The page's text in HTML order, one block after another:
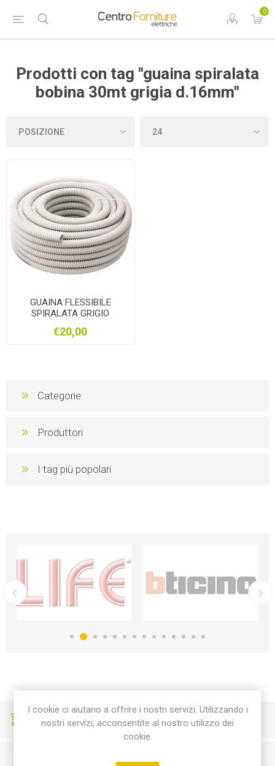
0
Prodotti con tag "guaina spiralata
bobina 30mt grigia d.16mm"
GUAINA FLESSIBILE
SPIRALATA GRIGIO
€20,00
Categorie
Produttori
I tag più popolari
CONSEGNE VELOCI
PAGAMENTI SICURI
I cookie ci aiutano a offrire i nostri servizi. Utilizzando i
nostri servizi, acconsentite al nostro utilizzo dei
cookie.